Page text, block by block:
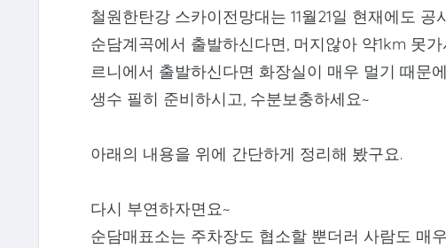
철원한탄강 스카이전망대는 11월21일 현재에도 공
순담계곡에서 출발하신다면, 머지않아 약1km 못
르니에서 출발하신다면 화장실이 매우 멀기 때문
생수 필히 준비하시고, 수분보충하세요~
아래의 내용을 위에 간단하게 정리해 봤구요.
다시 부연하자면요~
순담매표소는 주차장도 협소할 뿐더러 사람도 매